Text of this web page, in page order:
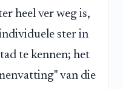
heel ver weg is,
ster in
te kennen; het
van die